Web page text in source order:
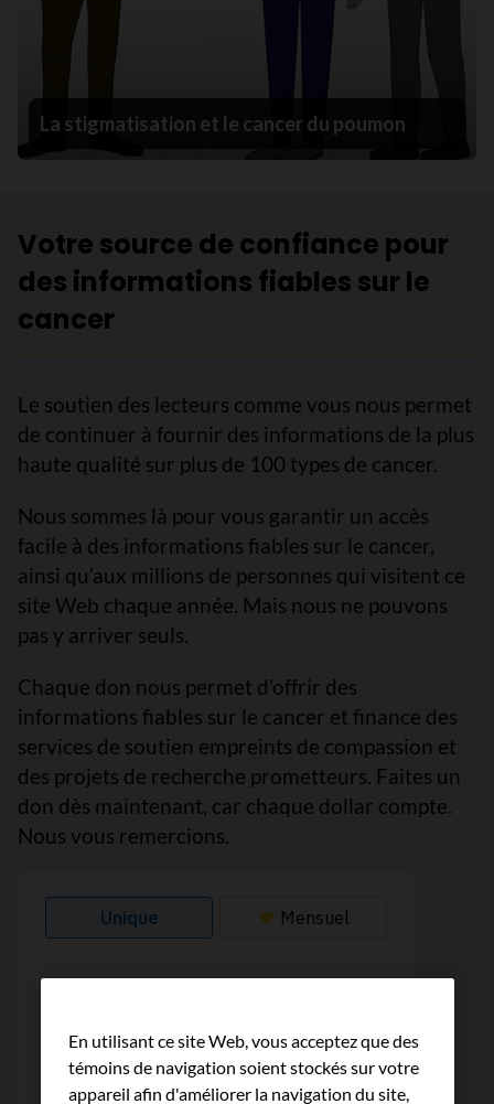
La stigmatisation et le cancer du poumon
Votre source de confiance pour
des informations fiables sur le
cancer
Le soutien des lecteurs comme vous nous permet
de continuer à fournir des informations de la plus
haute qualité sur plus de 100 types de cancer.
Nous sommes là pour vous garantir un accès
facile à des informations fiables sur le cancer,
ainsi qu’aux millions de personnes qui visitent ce
site Web chaque année. Mais nous ne pouvons
pas y arriver seuls.
Chaque don nous permet d’offrir des
informations fiables sur le cancer et finance des
services de soutien empreints de compassion et
des projets de recherche prometteurs. Faites un
don dès maintenant, car chaque dollar compte.
Nous vous remercions.
En utilisant ce site Web, vous acceptez que des
témoins de navigation soient stockés sur votre
appareil afin d'améliorer la navigation du site,